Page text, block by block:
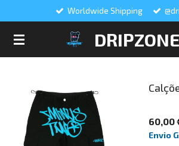
Worldwide Shipping
60,00
Envio